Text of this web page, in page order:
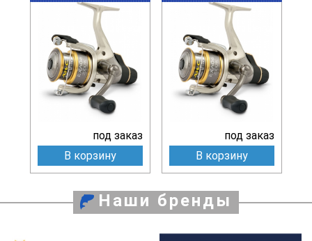
под заказ
В корзину
под заказ
В корзину
Наши бренды